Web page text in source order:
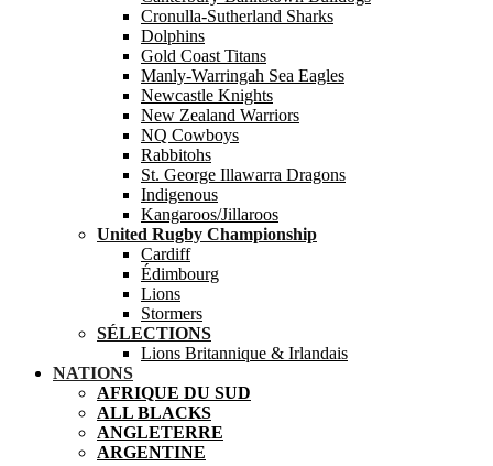
Cronulla-Sutherland Sharks
Dolphins
Gold Coast Titans
Manly-Warringah Sea Eagles
Newcastle Knights
New Zealand Warriors
NQ Cowboys
Rabbitohs
St. George Illawarra Dragons
Indigenous
Kangaroos/Jillaroos
United Rugby Championship
Cardiff
Édimbourg
Lions
Stormers
SÉLECTIONS
Lions Britannique & Irlandais
NATIONS
AFRIQUE DU SUD
ALL BLACKS
ANGLETERRE
ARGENTINE